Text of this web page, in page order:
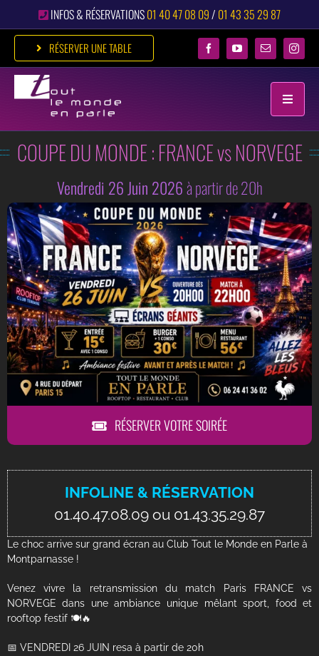
contenu
INFOS & RÉSERVATIONS01 40 47 08 09/ 01 43 35 29 87
RÉSERVER UNE TABLE
Toggle
ACCUEIL
RESTAURANT
DÎNER FESTIF
ÉVÉNEMENTS
CLUB
GALERIE
BLOG
CONTACT
COUPE DU MONDE : FRANCE vs NORVEGE
Vendredi 26 Juin 2026à partir de 20h
RÉSERVER VOTRE SOIRÉE
INFOLINE & RÉSERVATION
01.40.47.08.09 ou 01.43.35.29.87
Le choc arrive sur grand écran au Club Tout le Monde en Parle à
Montparnasse !
Venez vivre la retransmission du match Paris FRANCE vs
NORVEGE dans une ambiance unique mêlant sport, food et
rooftop festif 🍽️🔥
📅 VENDREDI 26 JUIN resa à partir de 20h